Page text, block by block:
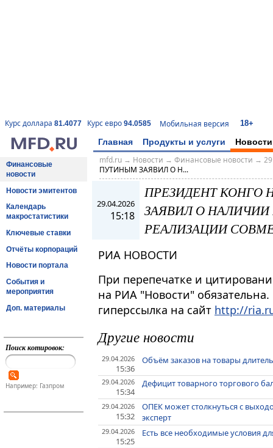
Курс доллара 81.4077 Курс евро 94.0585 Мобильная версия 18+
Главная Продукты и услуги Новости
Финансовые
новости
Новости эмитентов
Календарь
макростатистики
Ключевые ставки
Отчёты корпораций
Новости портала
События и
мероприятия
Доп. материалы
Поиск котировок:
Например: Газпром
mfd.ru→ Новости → Финансовые новости →
ПУТИНЫМ ЗАЯВИЛ О Н...
29.04.2026
15:18
ПРЕЗИДЕНТ КОНГО
ЗАЯВИЛ О
РЕАЛИЗАЦИИ
РИА НОВОСТИ
При перепечатке и
на РИА "Новости"
гиперссылка на сайт http://
Другие новости
29.04.2026
15:36
Объём заказов на товары
29.04.2026
15:34
Дефицит товарного торгового
29.04.2026
15:32
ОПЕК может столкнуться с
эксперт
29.04.2026
15:25
Есть все необходимые условия